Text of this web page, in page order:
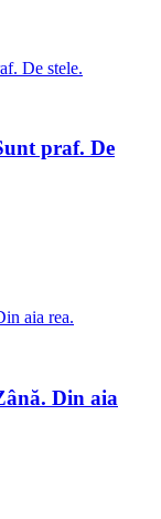
praf. De
Din aia